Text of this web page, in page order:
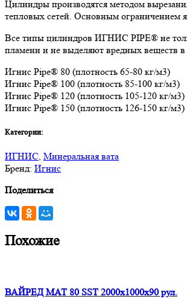
Цилиндры производятся методом
тепловых сетей. Основным ограничением
Все типы цилиндров ИГНИС PIPE® не
пламени и не выделяют вредных веществ
Игнис Pipe® 80 (плотность 65-80 кг/м3)
Игнис Pipe® 100 (плотность 85-100 кг/м3)
Игнис Pipe® 120 (плотность 105-120 кг/м3)
Игнис Pipe® 150 (плотность 126-150 кг/м3)
Категории:
ИГНИС, Минеральная вата
Бренд: Игнис
Поделиться
Похожие
ВАЙРЕД МАТ 80 SST 2000x1000x90 рул.